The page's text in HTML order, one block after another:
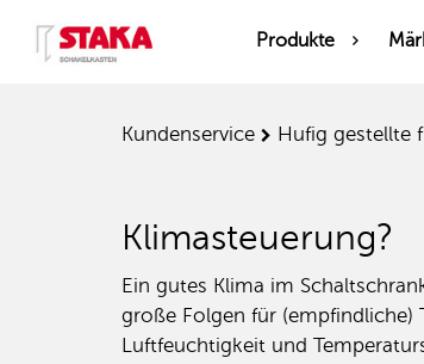
Produkte
kundenservice hufig gestellte
Klimasteuerung?
Ein gutes Klima im
große Folgen für (empfindliche)
Luftfeuchtigkeit und